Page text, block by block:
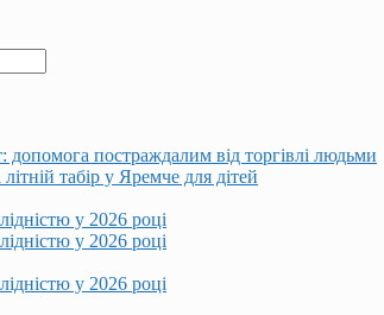
допомога постраждалим від торгівлі людьми
табір у Яремче для дітей
у 2026 році
у 2026 році
у 2026 році